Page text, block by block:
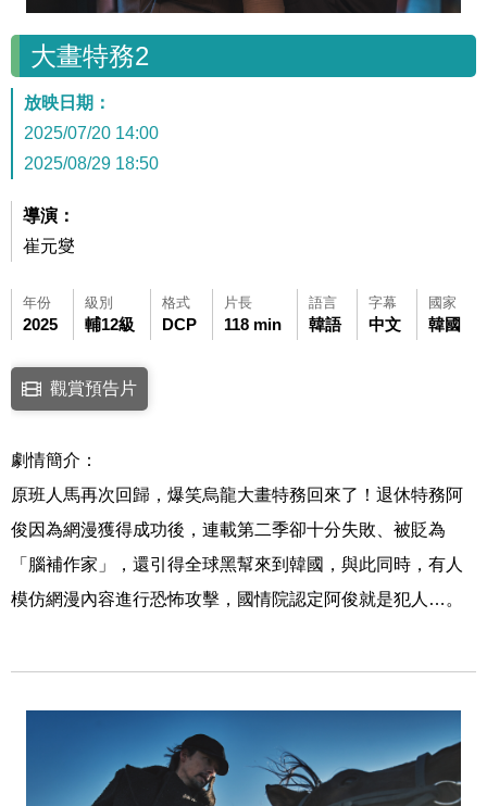
大畫特務2
放映日期：
2025/07/20 14:00
2025/08/29 18:50
導演：
崔元燮
年份
2025
級別
輔12級
格式
DCP
片長
118 min
語言
韓語
字幕
中文
國家
韓國
點擊下列連結開啟視窗後，可使用鍵盤Tab鍵移至影片中央播放鍵，再
連結至Youtube網站觀看此影片(開新視窗)
觀賞預告片
劇情簡介：
原班人馬再次回歸，爆笑烏龍大畫特務回來了！退休特務阿
俊因為網漫獲得成功後，連載第二季卻十分失敗、被貶為
「腦補作家」，還引得全球黑幫來到韓國，與此同時，有人
模仿網漫內容進行恐怖攻擊，國情院認定阿俊就是犯人…。